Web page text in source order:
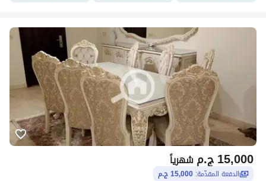
ج.م15,000 شهرياً
الدفعة المقدّمة: 15,000 ج.م